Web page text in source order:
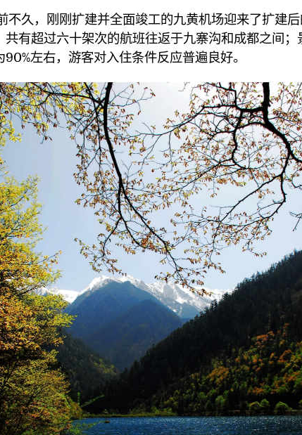
，刚刚扩建并全面竣工的九黄机场迎来了扩建后
共有超过六十架次的航班往返于九寨沟和成都之间
90%左右，游客对入住条件反应普遍良好。